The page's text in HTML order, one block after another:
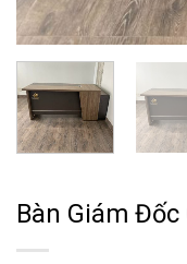
Bàn Giám Đốc